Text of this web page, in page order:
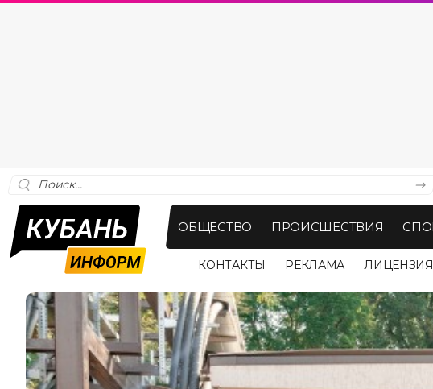
ОБЩЕСТВО ПРОИСШЕСТВИЯ
КОНТАКТЫ РЕКЛАМА